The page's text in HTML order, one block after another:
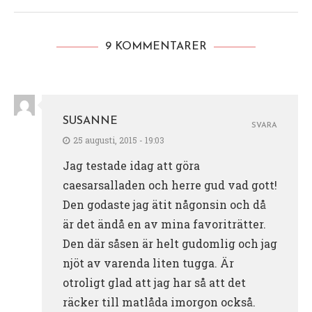
9 KOMMENTARER
SUSANNE
25 augusti, 2015 - 19:03
Jag testade idag att göra
caesarsalladen och herre gud vad gott!
Den godaste jag ätit någonsin och då
är det ändå en av mina favoriträtter.
Den där såsen är helt gudomlig och jag
njöt av varenda liten tugga. Är
otroligt glad att jag har så att det
räcker till matlåda imorgon också.
SVARA